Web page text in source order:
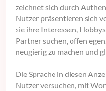
zeichnet sich durch
Nutzer präsentieren sich
sie ihre Interessen,
Partner suchen,
neugierig zu machen und
Die Sprache in diesen
Nutzer versuchen, mit